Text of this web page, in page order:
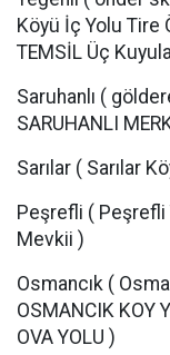
Köyü İç Yolu Tire
TEMSİL Üç
Saruhanlı (
SARUHANLI
Sarılar ( Sarılar
Peşrefli ( Peşrefli
Mevkii )
Osmancık (
OSMANCIK KOY
OVA YOLU )